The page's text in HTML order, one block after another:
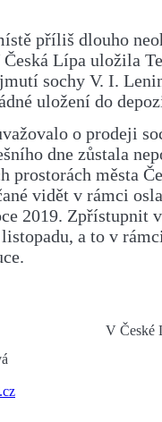
příliš dlouho
Lípa uložila
sochy V. I.
uložení do
o prodeji
dne zůstala
prostorách města
vidět v rámci
2019. Zpřístupnit
a to v
V České